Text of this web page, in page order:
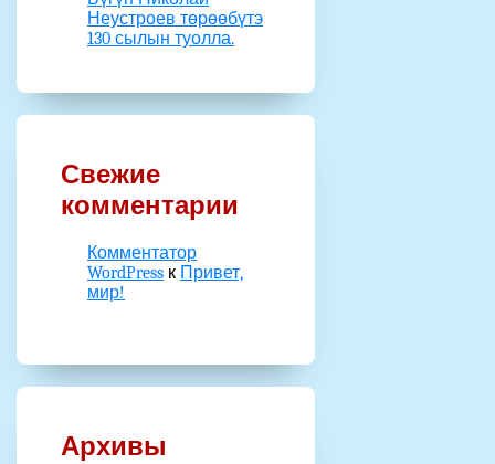
Неустроев төрөөбүтэ
130 сылын туолла.
Свежие
комментарии
Комментатор
WordPress к Привет,
мир!
Архивы